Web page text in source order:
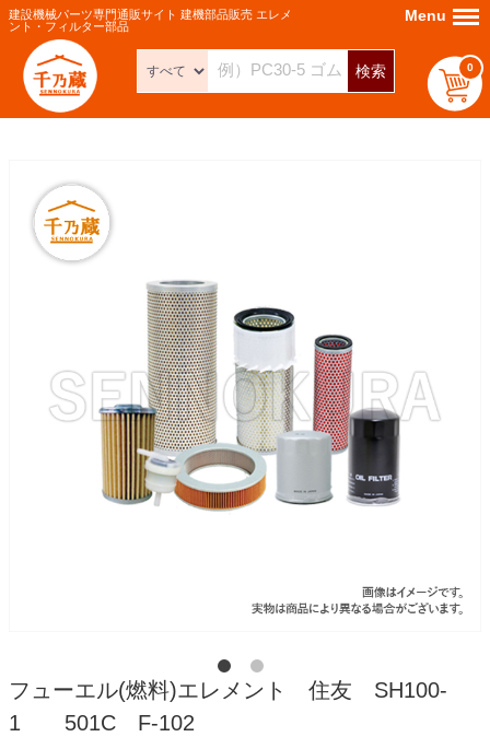
建設機械パーツ専門通販サイト 建機部品販売 エレメ
ント・フィルター部品
検索 0
Menu Menu
フューエル(燃料)エレメント 住友 SH100-
1 501C F-102